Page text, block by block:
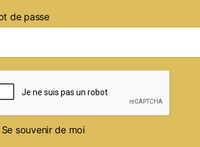
de passe
Se souvenir de moi